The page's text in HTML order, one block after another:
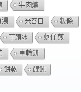
牛肉爐
湯 米苔目 粄條
芋頭冰 蚵仔煎
車輪餅
餅乾 餛飩